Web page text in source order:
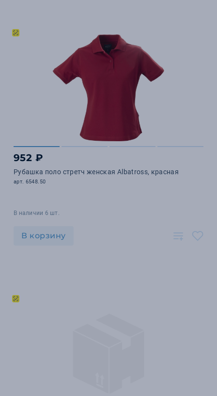
952 ₽
Рубашка поло стретч женская Albatross, красная
арт. 6548.50
В наличии 6 шт.
В корзину